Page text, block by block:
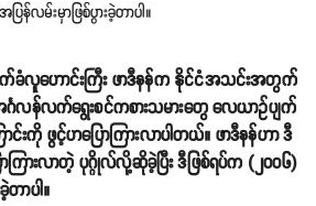
ြန်လမ်းမှာဖြစ်ပွားခဲ့တာပါ။
လူဟောင်းကြီး ဖာဒီနန်က နိုင်ငံအသင်းအတွက်
အင်္ဂလန်လက်ရွေးစင်ကစားသမားတွေ လေယာဥ်ပျက်
းကို ဖွင့်ဟပြောကြားလာပါတယ်။ ဖာဒီနန်ဟာ ဒီ
ြားလာတဲ့ ပုဂ္ဂိုလ်လို့ဆိုခဲ့ပြီး ဒီဖြစ်ရပ်က (၂၀၀၆)
တာပါ။